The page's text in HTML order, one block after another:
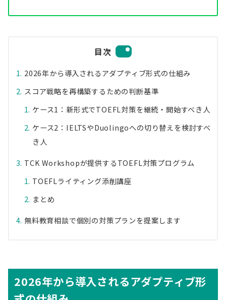
目次
2026年から導入されるアダプティブ形式の仕組み
スコア戦略を再構築するための判断基準
ケース1：新形式でTOEFL対策を継続・開始すべき人
ケース2：IELTSやDuolingoへの切り替えを検討すべ
き人
TCK Workshopが提供するTOEFL対策プログラム
TOEFLライティング添削講座
まとめ
無料教育相談で個別の対策プランを提案します
2026年から導入されるアダプティブ形